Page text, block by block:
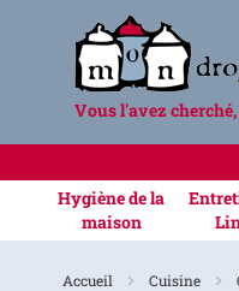
Vous l'avez
Hygiène de la
maison
Accueil Cuisine